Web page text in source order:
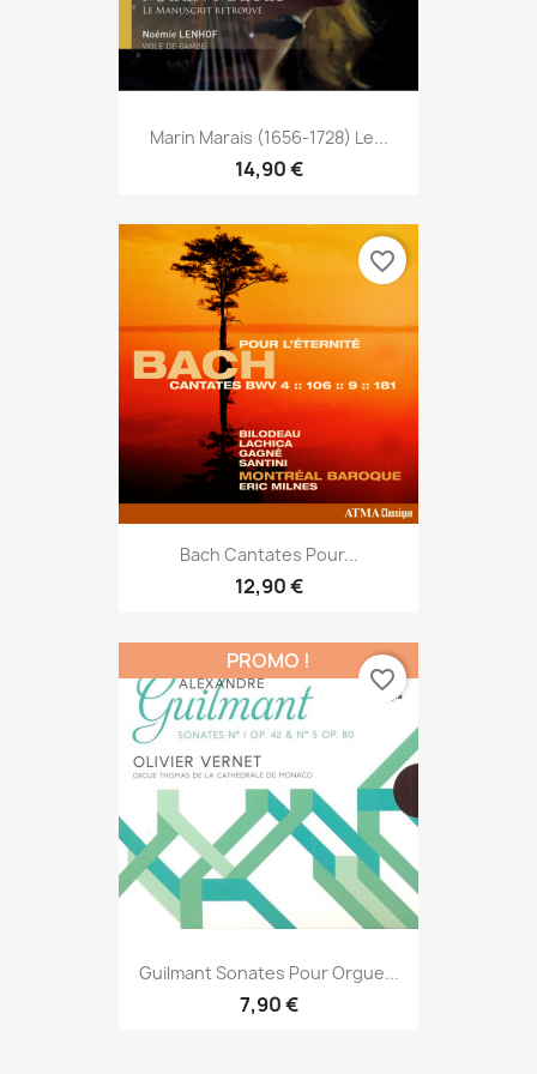
Marin Marais (1656-1728) Le...
14,90 €
Bach Cantates Pour...
12,90 €
favorite_border
Guilmant Sonates Pour Orgue...
7,90 €
PROMO !
favorite_border